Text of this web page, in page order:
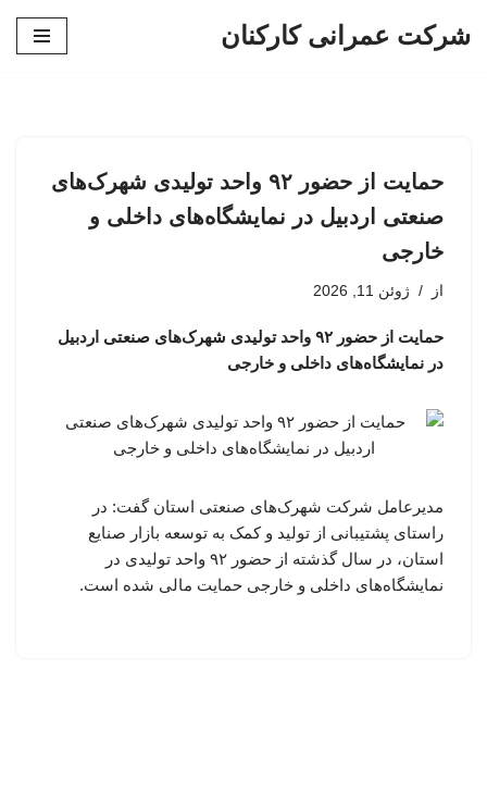
شرکت عمرانی کارکنان
حمایت از حضور ۹۲ واحد تولیدی شهرک‌های
صنعتی اردبیل در نمایشگاه‌های داخلی و
خارجی
از ژوئن 11, 2026
حمایت از حضور ۹۲ واحد تولیدی شهرک‌های صنعتی اردبیل
در نمایشگاه‌های داخلی و خارجی
مدیرعامل شرکت شهرک‌های صنعتی استان گفت: در
راستای پشتیبانی از تولید و کمک به توسعه بازار صنایع
استان، در سال گذشته از حضور ۹۲ واحد تولیدی در
نمایشگاه‌های داخلی و خارجی حمایت مالی شده است.